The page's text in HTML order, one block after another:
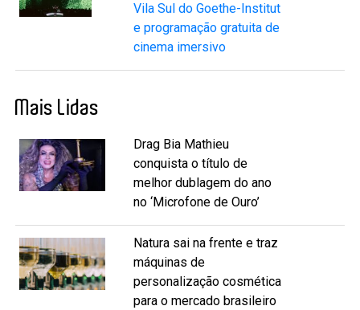
Vila Sul do Goethe-Institut
e programação gratuita de
cinema imersivo
Mais Lidas
Drag Bia Mathieu
conquista o título de
melhor dublagem do ano
no ‘Microfone de Ouro’
Natura sai na frente e traz
máquinas de
personalização cosmética
para o mercado brasileiro